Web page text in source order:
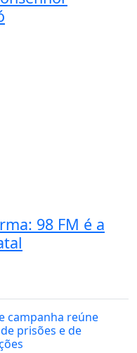
98 FM é a
campanha reúne
prisões e de